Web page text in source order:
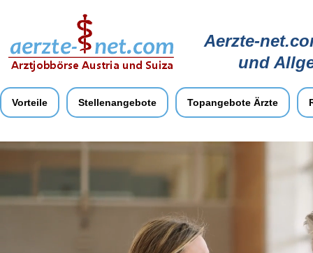
Aerzte-
und
Vorteile Stellenangebote Topangebote Ärzte